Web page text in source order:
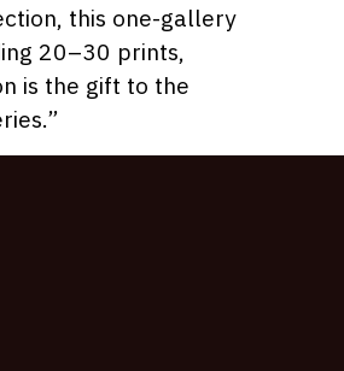
this one-gallery
20–30 prints,
is the gift to the